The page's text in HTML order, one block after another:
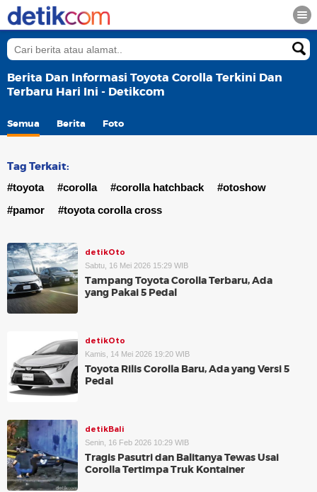
Berita Dan Informasi Toyota Corolla Terkini Dan
Terbaru Hari Ini - Detikcom
Semua Berita Foto
Tag Terkait:
#toyota #corolla #corolla hatchback
#otoshow
#pamor
#toyota corolla cross
detikOto
Sabtu, 16 Mei 2026 15:29 WIB
Tampang Toyota Corolla Terbaru, Ada
yang Pakai 5 Pedal
detikOto
Kamis, 14 Mei 2026 19:20 WIB
Toyota Rilis Corolla Baru, Ada yang Versi 5
Pedal
detikBali
Senin, 16 Feb 2026 10:29 WIB
Tragis Pasutri dan Balitanya Tewas Usai
Corolla Tertimpa Truk Kontainer